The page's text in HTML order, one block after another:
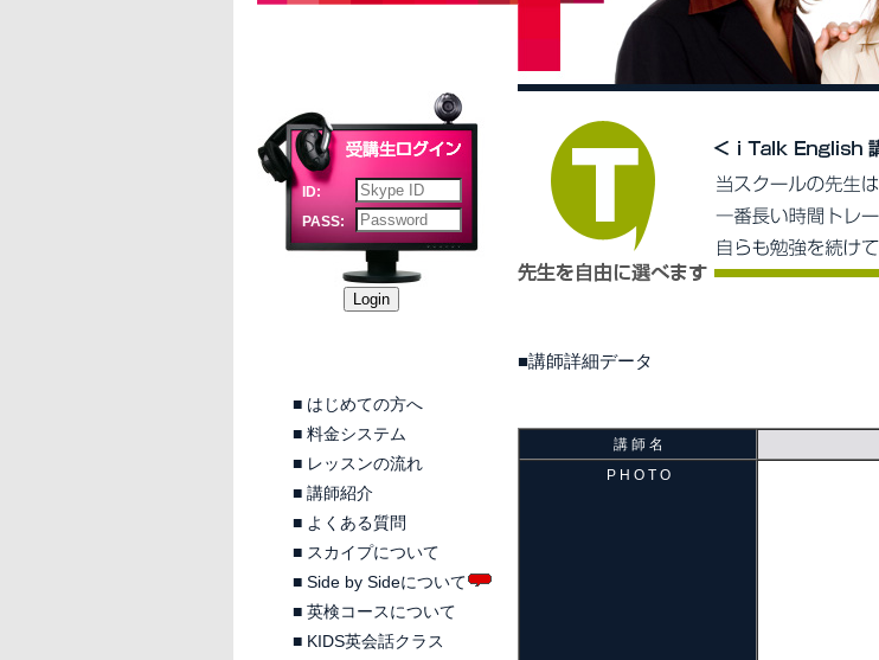
ID:
PASS:
■ はじめての方へ
■ 料金システム
■ レッスンの流れ
■ 講師紹介
■ よくある質問
■ スカイプについて
■ Side by Sideについて
■ 英検コースについて
■ KIDS英会話クラス
■講師詳細データ
講 師 名
P H O T O